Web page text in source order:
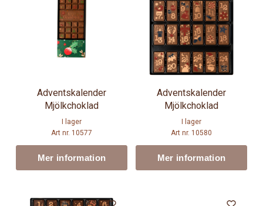
Adventskalender
Mjölkchoklad
I lager
Art nr. 10577
Mer information
Adventskalender
Mjölkchoklad
I lager
Art nr. 10580
Mer information